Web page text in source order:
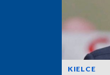
KIELCE